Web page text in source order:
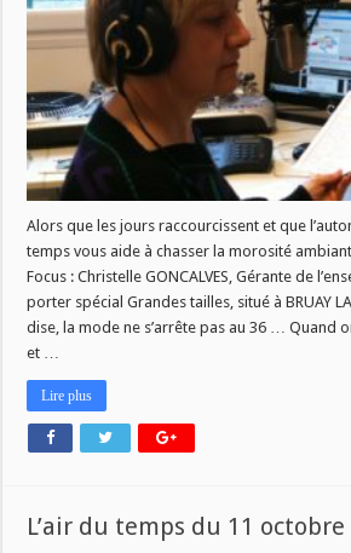
18
Alors que les jours raccourcissent et que
temps vous aide à chasser la morosité
Focus : Christelle GONCALVES, Gérante de
porter spécial Grandes tailles, situé à BRUAY LA
dise, la mode ne s’arrête pas au 36 … Quand
et …
Lire plus
L’air du temps du 11 octobre